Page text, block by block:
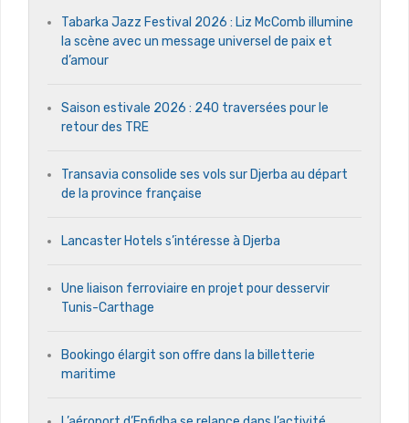
Tabarka Jazz Festival 2026 : Liz McComb illumine
la scène avec un message universel de paix et
d’amour
Saison estivale 2026 : 240 traversées pour le
retour des TRE
Transavia consolide ses vols sur Djerba au départ
de la province française
Lancaster Hotels s’intéresse à Djerba
Une liaison ferroviaire en projet pour desservir
Tunis-Carthage
Bookingo élargit son offre dans la billetterie
maritime